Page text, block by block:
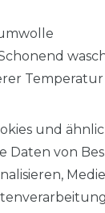
und
Daten von